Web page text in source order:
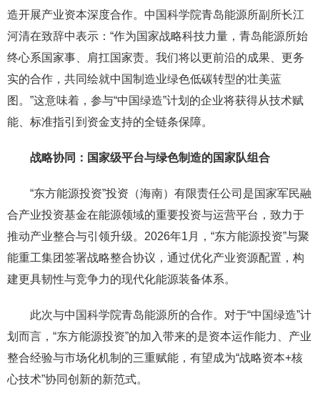
造开展产业资本深度合作。中国科学院青岛能源所副所长江
河清在致辞中表示：“作为国家战略科技力量，青岛能源所始
终心系国家事、肩扛国家责。我们将以更前沿的成果、更务
实的合作，共同绘就中国制造业绿色低碳转型的壮美蓝
图。”这意味着，参与“中国绿造”计划的企业将获得从技术赋
能、标准指引到资金支持的全链条保障。
战略协同：国家级平台与绿色制造的国家队组合
“东方能源投资”投资（海南）有限责任公司是国家军民融
合产业投资基金在能源领域的重要投资与运营平台，致力于
推动产业整合与引领升级。2026年1月，“东方能源投资”与聚
能重工集团签署战略整合协议，通过优化产业资源配置，构
建更具韧性与竞争力的现代化能源装备体系。
此次与中国科学院青岛能源所的合作。对于“中国绿造”计
划而言，“东方能源投资”的加入带来的是资本运作能力、产业
整合经验与市场化机制的三重赋能，有望成为“战略资本+核
心技术”协同创新的新范式。